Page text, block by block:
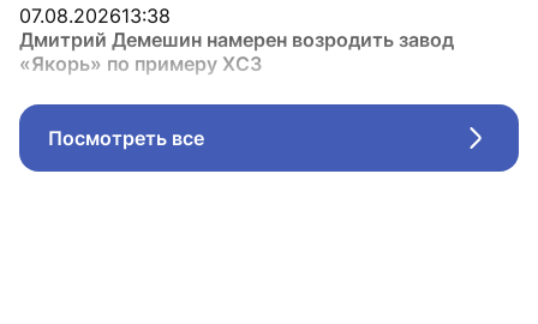
07.08.202613:38
Дмитрий Демешин намерен возродить завод
«Якорь» по примеру ХСЗ
Посмотреть все